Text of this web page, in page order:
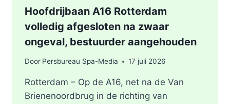
Hoofdrijbaan A16 Rotterdam
volledig afgesloten na zwaar
ongeval, bestuurder aangehouden
Door Persbureau Spa-Media 17 juli 2026
Rotterdam – Op de A16, net na de Van
Brienenoordbrug in de richting van